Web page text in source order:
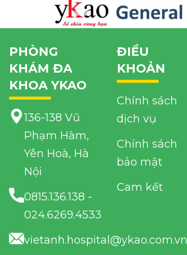
PHÒNG
KHÁM ĐA
KHOA YKAO
136-138 Vũ
Phạm Hàm,
Yên Hoà, Hà
Nội
0815.136.138 -
024.6269.4533
vietanh.hospital@ykao.com.vn
ĐIỀU
KHOẢN
Chính sách
dịch vụ
Chính sách
bảo mật
Cam kết